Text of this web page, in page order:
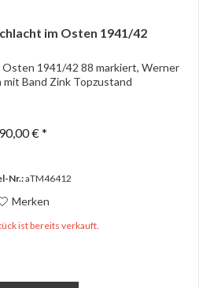
im Osten 1941/42
1941/42 88 markiert, Werner
mit Band Zink Topzustand
90,00 € *
Nr.:aTM46412
Merken
ist bereits verkauft.